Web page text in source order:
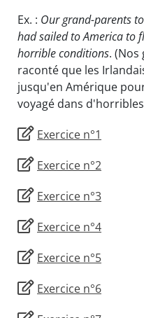
Ex. : Our grand-parents
had sailed to America to
horrible conditions.
raconté que les
jusqu'en Amérique
voyagé dans
Exercice n°1
Exercice n°2
Exercice n°3
Exercice n°4
Exercice n°5
Exercice n°6